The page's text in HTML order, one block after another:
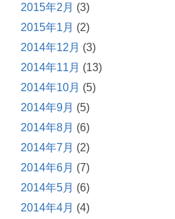
2015年2月 (3)
2015年1月 (2)
2014年12月 (3)
2014年11月 (13)
2014年10月 (5)
2014年9月 (5)
2014年8月 (6)
2014年7月 (2)
2014年6月 (7)
2014年5月 (6)
2014年4月 (4)